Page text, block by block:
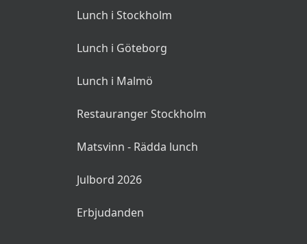
Lunch i Stockholm
Lunch i Göteborg
Lunch i Malmö
Restauranger Stockholm
Matsvinn - Rädda lunch
Julbord 2026
Erbjudanden